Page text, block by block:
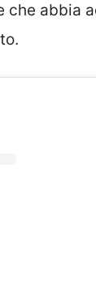
che abbia